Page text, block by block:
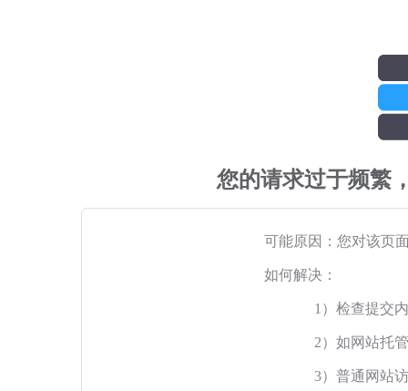
您的请求过于频繁
可能原因：您对该页
如何解决：
1）检查提交
2）如网站托
3）普通网站